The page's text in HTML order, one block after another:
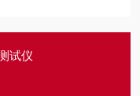
试仪